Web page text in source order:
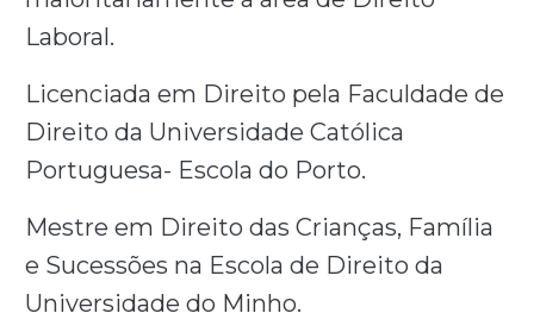
Laboral.
Licenciada em Direito pela Faculdade de
Direito da Universidade Católica
Portuguesa- Escola do Porto.
Mestre em Direito das Crianças, Família
e Sucessões na Escola de Direito da
Universidade do Minho.